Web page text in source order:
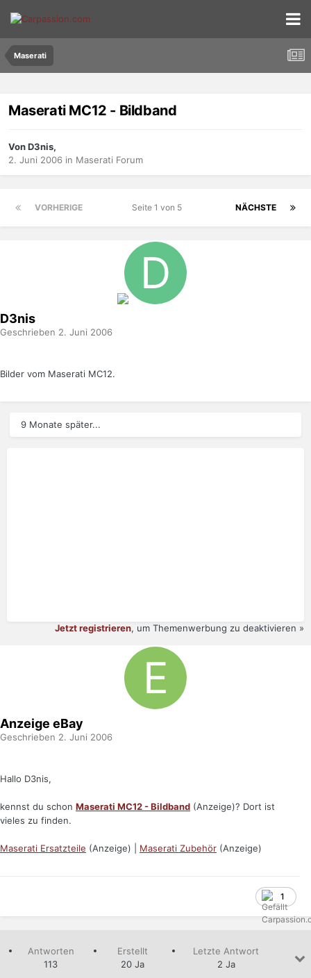
Maserati
Maserati MC12 - Bildband
Von D3nis,
2. Juni 2006 in Maserati Forum
VORHERIGE NÄCHSTE
Seite 1 von 5
D3nis
Geschrieben 2. Juni 2006
Bilder vom Maserati MC12.
9 Monate später...
Jetzt registrieren, um Themenwerbung zu deaktivieren »
Anzeige eBay
Geschrieben 2. Juni 2006
Hallo D3nis,
kennst du schon Maserati MC12 - Bildband (Anzeige)? Dort ist
vieles zu finden.
Maserati Ersatzteile (Anzeige) | Maserati Zubehör (Anzeige)
1
Antworten
113
Erstellt
20 Ja
Letzte Antwort
2 Ja